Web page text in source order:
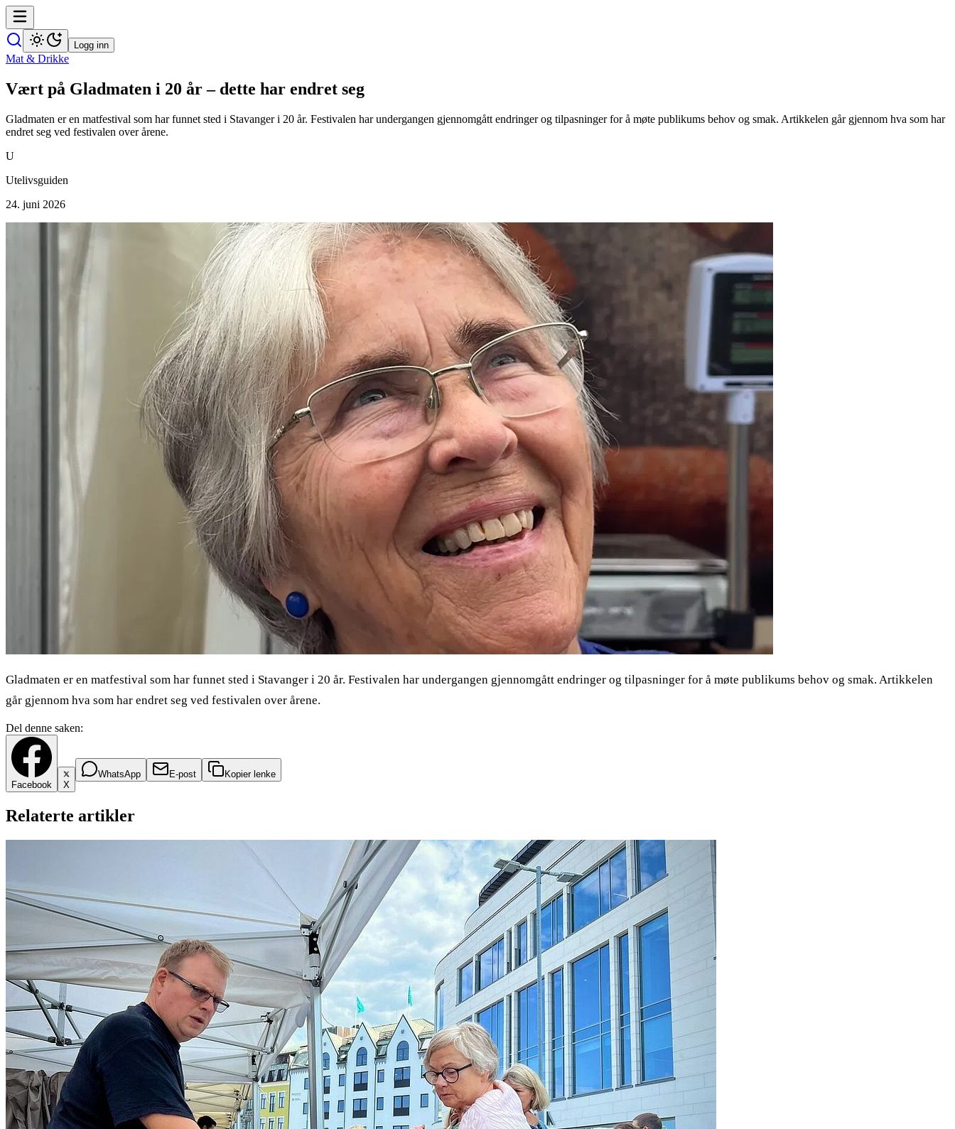
Logg inn
Mat & Drikke
Vært på Gladmaten i 20 år – dette har endret seg
Gladmaten er en matfestival som har funnet sted i Stavanger i 20 år. Festivalen har undergangen gjennomgått endringer og tilpasninger for å møte publikums behov og smak. Artikkelen går gjennom hva som har
endret seg ved festivalen over årene.
U
Utelivsguiden
24. juni 2026
Gladmaten er en matfestival som har funnet sted i Stavanger i 20 år. Festivalen har undergangen gjennomgått endringer og tilpasninger for å møte publikums behov og smak. Artikkelen
går gjennom hva som har endret seg ved festivalen over årene.
Del denne saken:
Facebook X
WhatsApp E-post Kopier lenke
Relaterte artikler